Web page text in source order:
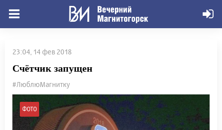
23:04, 14 фев 2018
Счётчик запущен
#ЛюблюМагнитку
ФОТО